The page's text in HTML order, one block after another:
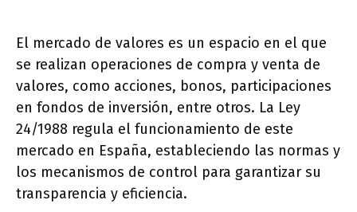
El mercado de valores es un espacio en el que
se realizan operaciones de compra y venta de
valores, como acciones, bonos, participaciones
en fondos de inversión, entre otros. La Ley
24/1988 regula el funcionamiento de este
mercado en España, estableciendo las normas y
los mecanismos de control para garantizar su
transparencia y eficiencia.